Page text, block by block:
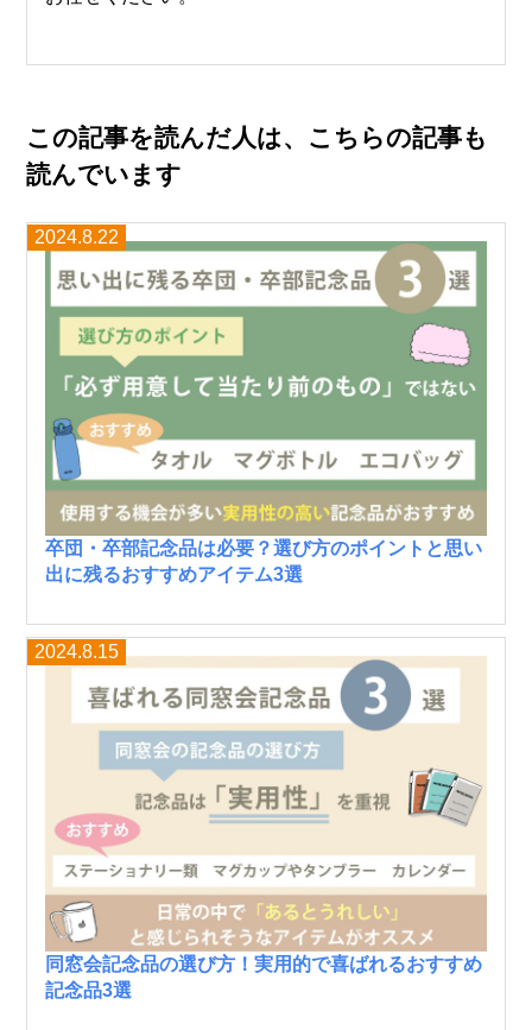
この記事を読んだ人は、こちらの記事も
読んでいます
2024.8.22
卒団・卒部記念品は必要？選び方のポイントと思い
出に残るおすすめアイテム3選
2024.8.15
同窓会記念品の選び方！実用的で喜ばれるおすすめ
記念品3選